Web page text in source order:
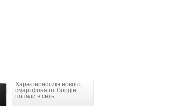
Характеристики нового
смартфона от Google
попали в сеть